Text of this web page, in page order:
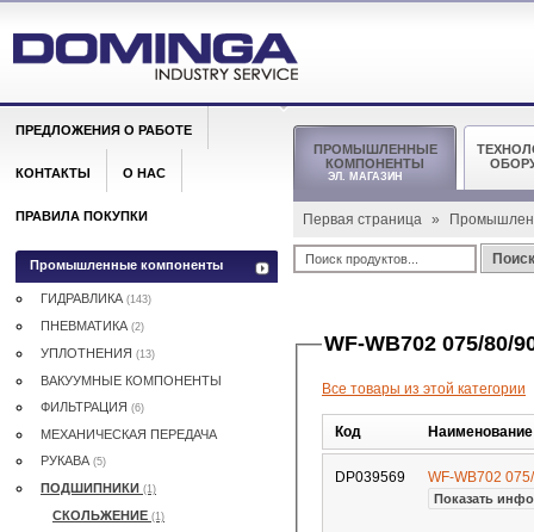
ПРОМЫШЛЕННЫЕ
КОМПОНЕНТЫ
ЭЛ. МАГАЗИН
Первая страница »
Поиск
WF-WB702 075/80/
Все товары из этой категории
Код
DP039569 WF-WB702
Показать
ПРЕДЛОЖЕНИЯ О РАБОТЕ
КОНТАКТЫ О НАС
ПРАВИЛА ПОКУПКИ
Промышленные компоненты
ГИДРАВЛИКА (143)
ПНЕВМАТИКА (2)
УПЛОТНЕНИЯ (13)
ВАКУУМНЫЕ КОМПОНЕНТЫ
ФИЛЬТРАЦИЯ (6)
МЕХАНИЧЕСКАЯ ПЕРЕДАЧА
РУКАВА (5)
ПОДШИПНИКИ (1)
СКОЛЬЖЕНИЕ (1)